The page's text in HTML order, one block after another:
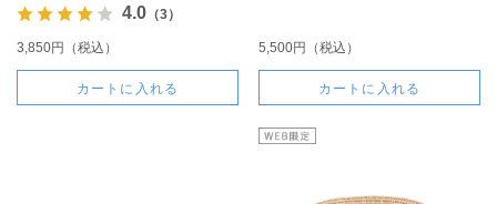
4.0（3）
3,850円（税込）
カートに入れる
5,500円（税込）
カートに入れる